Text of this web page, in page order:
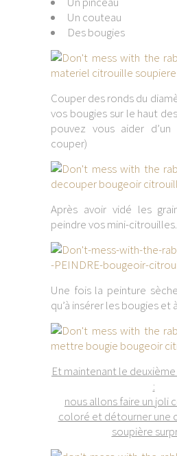
Un couteau
Des bougies
Couper des ronds du
vos bougies sur le haut
pouvez vous aider
couper)
Après avoir vidé les
peindre vos mini-citrouilles.
Une fois la peinture
qu’à insérer les bougies et
Et maintenant le
:
nous allons faire un joli
coloré et détourner une
soupière